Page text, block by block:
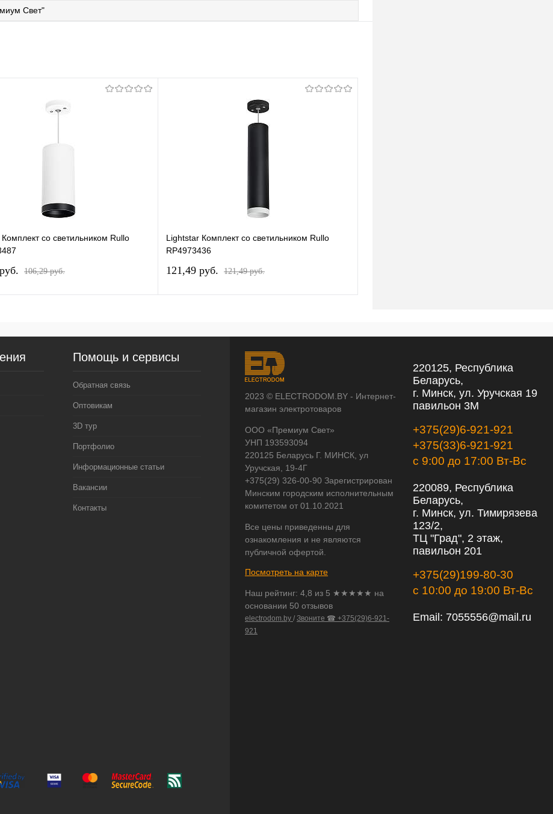
Свет"
со светильником Rullo
106,29 pуб.
Lightstar Комплект со светильником Rullo
RP4973436
121,49 pуб. 121,49 pуб.
Помощь и сервисы
Обратная связь
Оптовикам
3D тур
Портфолио
Информационные статьи
Вакансии
Контакты
2023 © ELECTRODOM.BY - Интернет-
магазин электротоваров
ООО «Премиум Свет»
УНП 193593094
220125 Беларусь Г. МИНСК, ул
Уручская, 19-4Г
+375(29) 326-00-90 Зарегистрирован
Минским городским исполнительным
комитетом от 01.10.2021
Все цены приведенны для
ознакомления и не являются
публичной офертой.
Посмотреть на карте
Наш рейтинг: 4,8 из 5 ★★★★★ на
основании 50 отзывов
electrodom.by / Звоните ☎ +375(29)6-921-
921
220125, Республика
Беларусь,
г. Минск, ул. Уручская 19
павильон 3М
+375(29)6-921-921
+375(33)6-921-921
с 9:00 до 17:00 Вт-Вс
220089, Республика
Беларусь,
г. Минск, ул. Тимирязева
123/2,
ТЦ "Град", 2 этаж,
павильон 201
+375(29)199-80-30
с 10:00 до 19:00 Вт-Вс
Email: 7055556@mail.ru